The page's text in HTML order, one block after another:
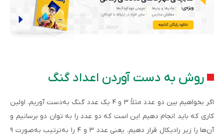
روش به دست آوردن اعداد گنگ
اگر بخواهیم بین دو عدد مثلاً ۳ و ۴ یک عدد گنگ به‌دست آوریم، اولین
کاری که باید انجام دهیم این است که دو عدد را به توان دو برسانیم و
آن‌ها را زیر رادیکال قرار دهیم. یعنی عدد ۳ و ۴ را به‌ترتیب به‌صورت ۹